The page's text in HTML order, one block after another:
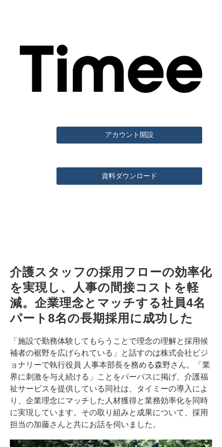
アカウント開設
資料ダウンロード
介護スタッフの採用フローの効率化
を実現し、人事の間接コストを軽
減。企業理念とマッチする社員4名
パート8名の長期採用に成功した
「施設で勤務体験してもらうことで理念の理解と採用候
補者の裾野を広げられている」と話すのは株式会社ビジ
ョナリーで執行役員 人事本部長を務める森野さん。「業
界に刺激を与え続ける」ことをパーパスに掲げ、介護福
祉サービスを提供している同社は、タイミーの導入によ
り、企業理念にマッチした人材獲得と業務効率化を同時
に実現しています。その取り組みと成果について、採用
担当の加藤さんと共にお話を伺いました。